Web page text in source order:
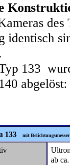
des
identisch
133
abgelöst:
133 mit
ab